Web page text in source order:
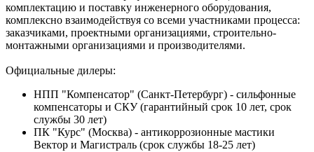
комплектацию и поставку инженерного оборудования,
комплексно взаимодействуя со всеми участниками процесса:
заказчиками, проектными организациями, строительно-
монтажными организациями и производителями.
Официальные дилеры:
НПП "Компенсатор" (Санкт-Петербург) - сильфонные
компенсаторы и СКУ (гарантийный срок 10 лет, срок
службы 30 лет)
ПК "Курс" (Москва) - антикоррозионные мастики
Вектор и Магистраль (срок службы 18-25 лет)